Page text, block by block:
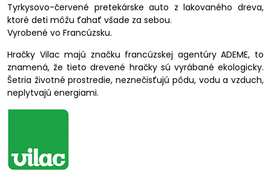
Tyrkysovo-červené pretekárske auto z lakovaného dreva,
ktoré deti môžu ťahať všade za sebou.
Vyrobené vo Francúzsku.
Hračky Vilac majú značku francúzskej agentúry ADEME, to
znamená, že tieto drevené hračky sú vyrábané ekologicky.
Šetria životné prostredie, neznečisťujú pôdu, vodu a vzduch,
neplytvajú energiami.